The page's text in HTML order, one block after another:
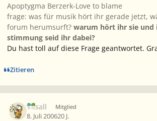
Apoptygma Berzerk-Love to blame
frage: was für musik hört ihr gerade jetzt,
forum herumsurft? warum hört ihr sie und
stimmung seid ihr dabei?
Du hast toll auf diese Frage geantwortet.
Zitieren
Vasall Mitglied
8. Juli 200620 J.